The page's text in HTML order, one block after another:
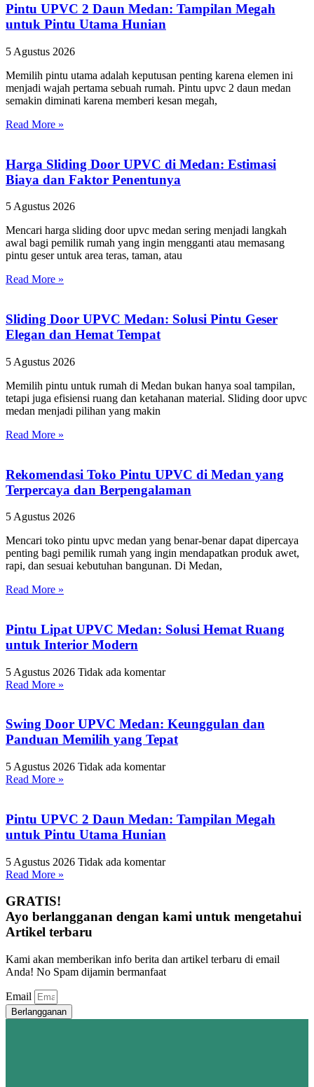
Pintu UPVC 2 Daun Medan: Tampilan Megah
untuk Pintu Utama Hunian
5 Agustus 2026
Memilih pintu utama adalah keputusan penting karena elemen ini
menjadi wajah pertama sebuah rumah. Pintu upvc 2 daun medan
semakin diminati karena memberi kesan megah,
Read More »
Harga Sliding Door UPVC di Medan: Estimasi
Biaya dan Faktor Penentunya
5 Agustus 2026
Mencari harga sliding door upvc medan sering menjadi langkah
awal bagi pemilik rumah yang ingin mengganti atau memasang
pintu geser untuk area teras, taman, atau
Read More »
Sliding Door UPVC Medan: Solusi Pintu Geser
Elegan dan Hemat Tempat
5 Agustus 2026
Memilih pintu untuk rumah di Medan bukan hanya soal tampilan,
tetapi juga efisiensi ruang dan ketahanan material. Sliding door upvc
medan menjadi pilihan yang makin
Read More »
Rekomendasi Toko Pintu UPVC di Medan yang
Terpercaya dan Berpengalaman
5 Agustus 2026
Mencari toko pintu upvc medan yang benar-benar dapat dipercaya
penting bagi pemilik rumah yang ingin mendapatkan produk awet,
rapi, dan sesuai kebutuhan bangunan. Di Medan,
Read More »
Pintu Lipat UPVC Medan: Solusi Hemat Ruang
untuk Interior Modern
5 Agustus 2026 Tidak ada komentar
Read More »
Swing Door UPVC Medan: Keunggulan dan
Panduan Memilih yang Tepat
5 Agustus 2026 Tidak ada komentar
Read More »
Pintu UPVC 2 Daun Medan: Tampilan Megah
untuk Pintu Utama Hunian
5 Agustus 2026 Tidak ada komentar
Read More »
GRATIS!
Ayo berlangganan dengan kami untuk mengetahui
Artikel terbaru
Kami akan memberikan info berita dan artikel terbaru di email
Anda! No Spam dijamin bermanfaat
Email
Berlangganan